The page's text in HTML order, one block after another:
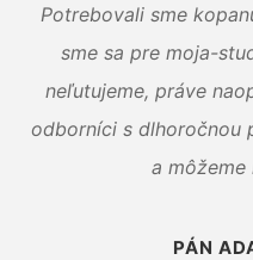
Potrebovali sme
sme sa pre moja-
neľutujeme, práve
odborníci s dlhoročnou
a môžeme
PÁN